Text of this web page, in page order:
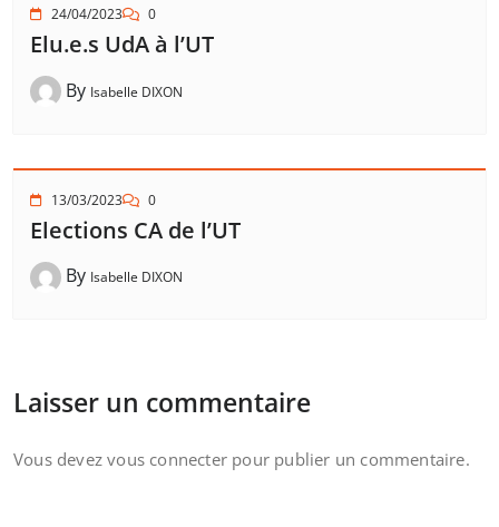
24/04/2023 0
Elu.e.s UdA à l’UT
By Isabelle DIXON
13/03/2023 0
Elections CA de l’UT
By Isabelle DIXON
Laisser un commentaire
Vous devezvous connecter pour publier un commentaire.